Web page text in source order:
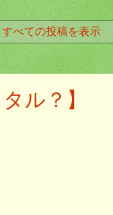
すべての投稿を表示
ル？】